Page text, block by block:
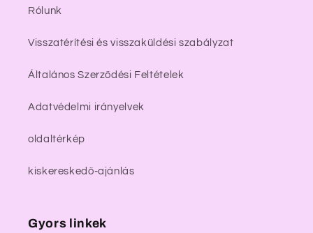
Rólunk
Visszatérítési és visszaküldési szabályzat
Általános Szerződési Feltételek
Adatvédelmi irányelvek
oldaltérkép
kiskereskedő-ajánlás
Gyors linkek